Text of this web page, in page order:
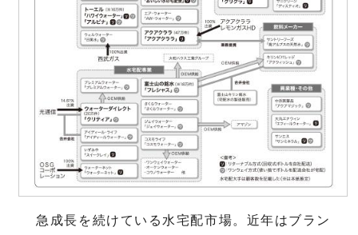
急成長を続けている水宅配市場。近年はブラン